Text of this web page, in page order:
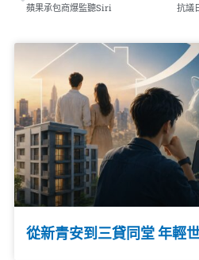
蘋果承包商爆監聽Siri
從新青安到三貸同堂 年輕